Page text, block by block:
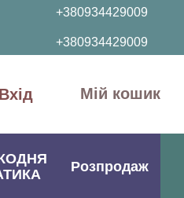
+380934429009
+380934429009
Вхід Мій кошик
Розпродаж